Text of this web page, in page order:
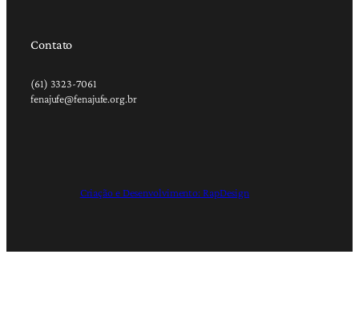
Contato
(61) 3323-7061
fenajufe@fenajufe.org.br
Criação e Desenvolvimento: RapDesign